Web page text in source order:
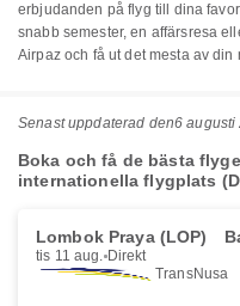
erbjudanden på flyg till dina
snabb semester, en affärsresa
Airpaz och få ut det mesta av din
Senast uppdaterad den6 augusti
Boka och få de bästa
internationella flygplats
Lombok Praya (LOP)
tis 11 aug. Direkt
TransNusa